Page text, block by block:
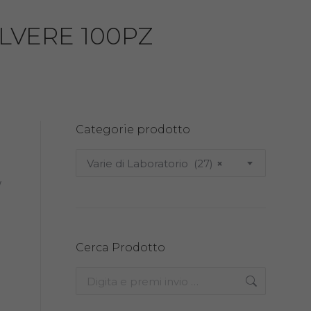
100PZ
Categorie prodotto
×
Varie di Laboratorio (27)
Cerca Prodotto